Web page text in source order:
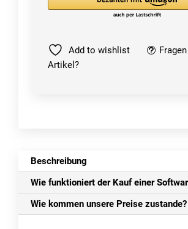
Add to wishlist
Artikel?
Beschreibung
Wie funktioniert der Kauf einer
Wie kommen unsere Preise zustande?